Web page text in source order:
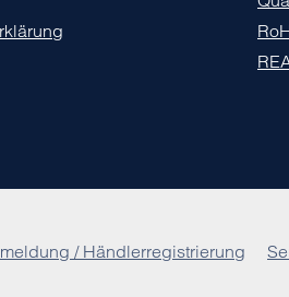
/ Händlerregistrierung